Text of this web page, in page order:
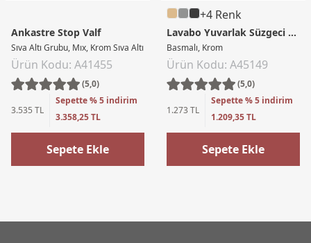
Ankastre Stop Valf
Sıva Altı Grubu, Mıx, Krom Sıva Altı Grubu, Çift Su Girişli
Ürün Kodu: A41455
(5,0)
3.535 TL
Sepette % 5 indirim
3.358,25 TL
Sepete Ekle
+4 Renk
Lavabo Yuvarlak Süzgeci Universal
Basmalı, Krom
Ürün Kodu: A45149
(5,0)
1.273 TL
Sepette % 5 indirim
1.209,35 TL
Sepete Ekle